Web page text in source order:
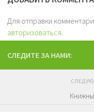
Для отправки
авторизоваться.
СЛЕДИТЕ ЗА НАМИ: